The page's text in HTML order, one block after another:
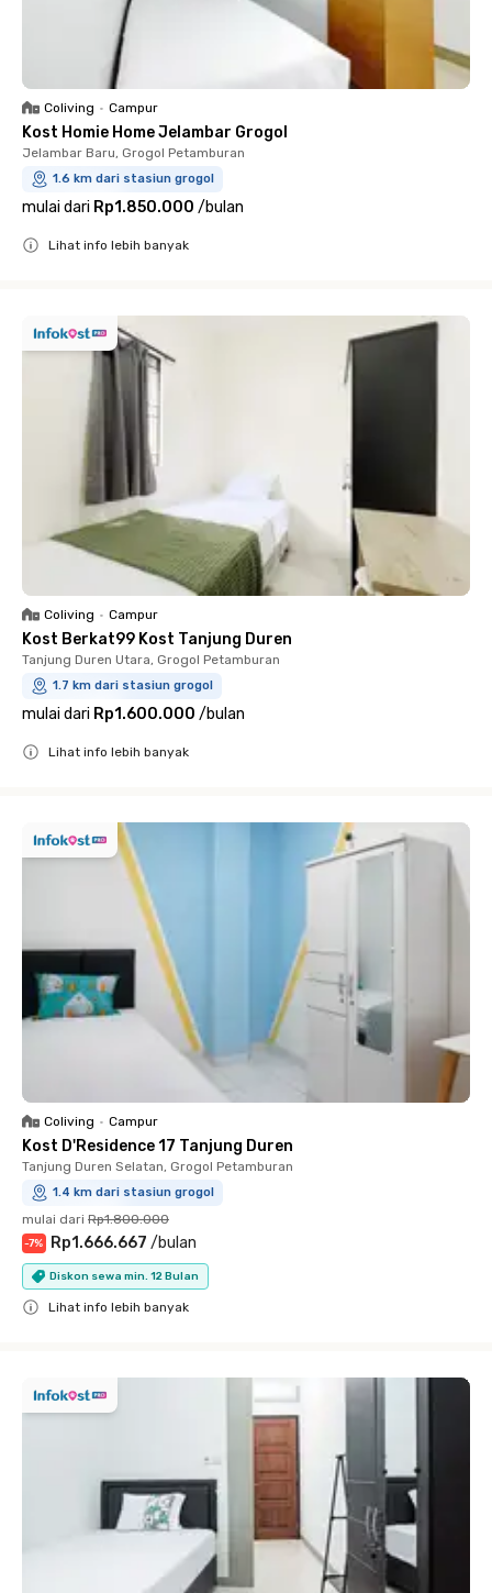
Coliving • Campur
Kost Homie Home Jelambar Grogol
Jelambar Baru, Grogol Petamburan
1.6 km dari stasiun grogol
mulai dari Rp1.850.000 /bulan
Lihat info lebih banyak
Coliving • Campur
Kost Berkat99 Kost Tanjung Duren
Tanjung Duren Utara, Grogol Petamburan
1.7 km dari stasiun grogol
mulai dari Rp1.600.000 /bulan
Lihat info lebih banyak
Coliving • Campur
Kost D'Residence 17 Tanjung Duren
Tanjung Duren Selatan, Grogol Petamburan
1.4 km dari stasiun grogol
mulai dari Rp1.800.000
-7% Rp1.666.667 /bulan
Diskon sewa min. 12 Bulan
Lihat info lebih banyak